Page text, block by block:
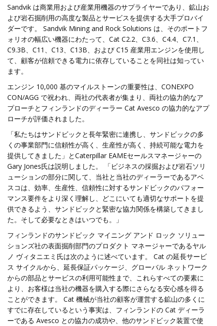
Sandvik は商業用および産業用機器のサプライヤーであり、鉱山お
よび岩石掘削用の高度な製品とサービスを提供する大手プロバイ
ダーです。 Sandvik Mining and Rock Solutions は、そのポートフ
ォリオの幅広い機器にわたって、Cat C2.2、C3.6、C4.4、C7.1、
C9.3B、C11、C13、C13B、および C15 産業用エンジンを使用し
て、顧客が信頼できる電力に依存していることを同社は知ってい
ます。
エンジン 10,000 基のマイルストーンの重要性は、CONEXPO
CON/AGG で祝われ、両社の代表者が集まり、両社の協力的なア
プローチとフィンランドのディーラー Cat Avesco の協力的なアプ
ローチが評価されました。
「私たちはサンドビックと長年緊密に連携し、サンドビックの多
くの事業部門に信頼性が高く、生産性が高く、持続可能な電力を
提供してきました」とCaterpillar EAMEセールスマネージャーの
Gary Jones氏は説明しました。 「ビジネスの採掘および岩石ソリ
ューションの部分に関して、当社と当社のディーラーであるアベ
スコは、効率、生産性、信頼性に対するサンドビックのパフォー
マンス要件をより深く理解し、どこにいても適切なサポートを提
供できるよう、サンドビックと緊密な協力関係を構築してきまし
た。そして必要なときはいつでも。」
フィンランドのサンドビック マイニング アンド ロック ソリュー
ションズ社の表面掘削部門のプロダクト マネージャーであるヤル
ノ ヴィタニエミ氏は次のように述べています。 Cat の延長サービ
ス サイクルから、延長保証パッケージ、グローバル ネットワーク
からの部品とサービスの利用可能性まで、これらすべての要素に
より、お客様は当社の機器を購入する際にさらなる安心感を得る
ことができます。 Cat 機械が当社の顧客が運営する鉱山の多くに
すでに存在しているという事実は、フィンランドの Cat ディーラ
ーである Avesco との協力の成功や、他のサンドビック装置で使